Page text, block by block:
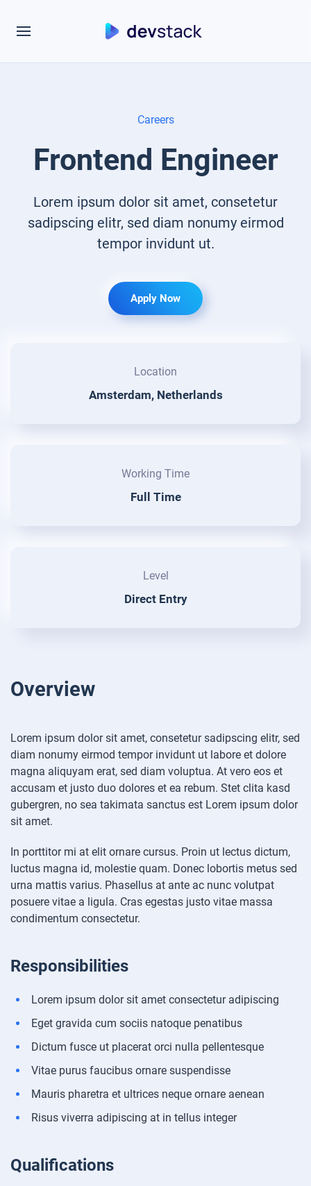
Careers
Frontend Engineer
Lorem ipsum dolor sit amet, consetetur
sadipscing elitr, sed diam nonumy eirmod
tempor invidunt ut.
Apply Now
Location
Amsterdam, Netherlands
Working Time
Full Time
Level
Direct Entry
Overview
Lorem ipsum dolor sit amet, consetetur sadipscing elitr, sed
diam nonumy eirmod tempor invidunt ut labore et dolore
magna aliquyam erat, sed diam voluptua. At vero eos et
accusam et justo duo dolores et ea rebum. Stet clita kasd
gubergren, no sea takimata sanctus est Lorem ipsum dolor
sit amet.
In porttitor mi at elit ornare cursus. Proin ut lectus dictum,
luctus magna id, molestie quam. Donec lobortis metus sed
urna mattis varius. Phasellus at ante ac nunc volutpat
posuere vitae a ligula. Cras egestas justo vitae massa
condimentum consectetur.
Responsibilities
Lorem ipsum dolor sit amet consectetur adipiscing
Eget gravida cum sociis natoque penatibus
Dictum fusce ut placerat orci nulla pellentesque
Vitae purus faucibus ornare suspendisse
Mauris pharetra et ultrices neque ornare aenean
Risus viverra adipiscing at in tellus integer
Qualifications